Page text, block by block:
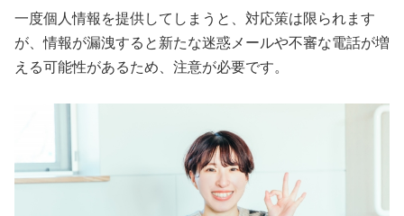
一度個人情報を提供してしまうと、対応策は限られます
が、情報が漏洩すると新たな迷惑メールや不審な電話が増
える可能性があるため、注意が必要です。